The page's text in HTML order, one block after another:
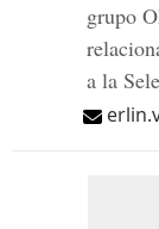
grupo
a la